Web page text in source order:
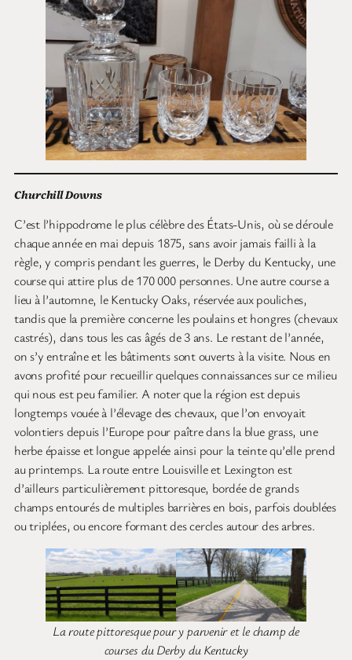
Churchill Downs
C’est l’hippodrome le plus célèbre des États-Unis, où se déroule
chaque année en mai depuis 1875, sans avoir jamais failli à la
règle, y compris pendant les guerres, le Derby du Kentucky, une
course qui attire plus de 170 000 personnes. Une autre course a
lieu à l’automne, le Kentucky Oaks, réservée aux pouliches,
tandis que la première concerne les poulains et hongres (chevaux
castrés), dans tous les cas âgés de 3 ans. Le restant de l’année,
on s’y entraîne et les bâtiments sont ouverts à la visite. Nous en
avons profité pour recueillir quelques connaissances sur ce milieu
qui nous est peu familier. A noter que la région est depuis
longtemps vouée à l’élevage des chevaux, que l’on envoyait
volontiers depuis l’Europe pour paître dans la blue grass, une
herbe épaisse et longue appelée ainsi pour la teinte qu’elle prend
au printemps. La route entre Louisville et Lexington est
d’ailleurs particulièrement pittoresque, bordée de grands
champs entourés de multiples barrières en bois, parfois doublées
ou triplées, ou encore formant des cercles autour des arbres.
La route pittoresque pour y parvenir et le champ de
courses du Derby du Kentucky